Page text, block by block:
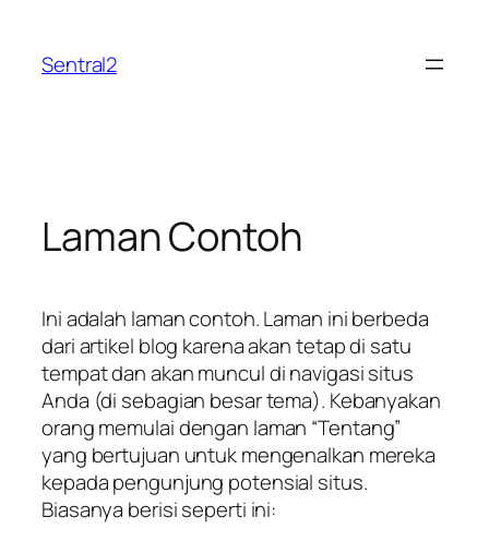
konten
Sentral2
Laman Contoh
Ini adalah laman contoh. Laman ini berbeda
dari artikel blog karena akan tetap di satu
tempat dan akan muncul di navigasi situs
Anda (di sebagian besar tema). Kebanyakan
orang memulai dengan laman “Tentang”
yang bertujuan untuk mengenalkan mereka
kepada pengunjung potensial situs.
Biasanya berisi seperti ini: